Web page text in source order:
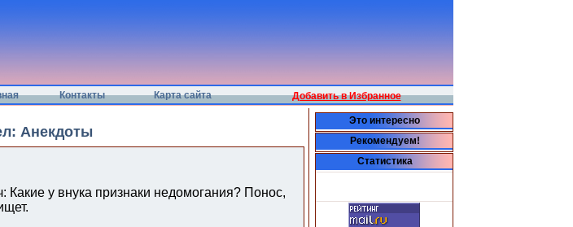
Контакты Карта сайта Добавить в Избранное
Анекдоты
Какие у внука признаки недомогания? Понос,
Это интересно
Рекомендуем!
Статистика